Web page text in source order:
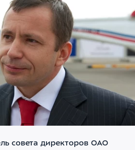
совета директоров ОАО